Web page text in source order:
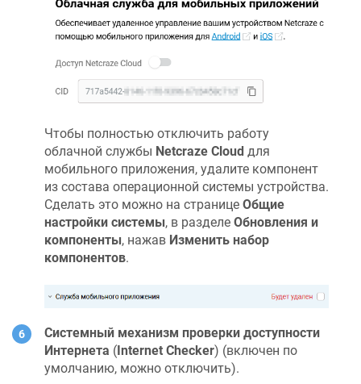
Чтобы полностью отключить работу
облачной службы Netcraze Cloud для
мобильного приложения, удалите компонент
из состава операционной системы устройства.
Сделать это можно на странице Общие
настройки системы, в разделе Обновления и
компоненты, нажав Изменить набор
компонентов.
Системный механизм проверки доступности
Интернета (Internet Checker) (включен по
умолчанию, можно отключить).